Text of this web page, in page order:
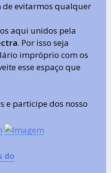
evitarmos qualquer
aqui unidos pela
. Por isso seja
impróprio com os
esse espaço que
e participe dos nosso
do